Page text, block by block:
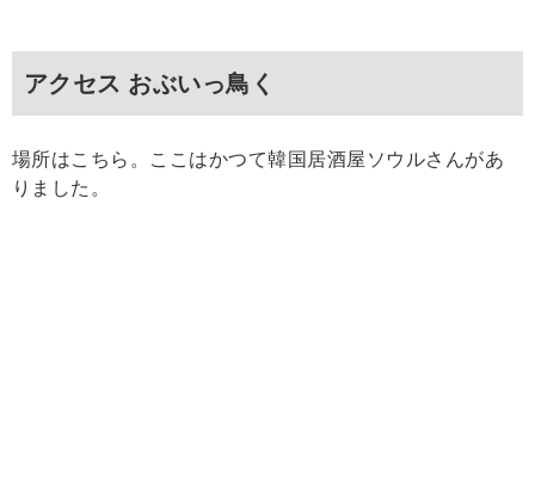
アクセス おぶいっ鳥く
場所はこちら。ここはかつて韓国居酒屋ソウルさんがあ
りました。